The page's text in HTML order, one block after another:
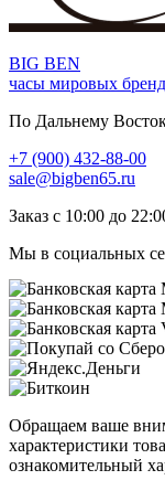
BIG BEN
часы мировых
По Дальнему
+7 (900) 432-88-00
sale@bigben65.ru
Заказ с 10:00 до
Мы в социальных
Обращаем ваше
характеристики
ознакомительный